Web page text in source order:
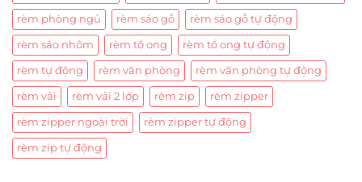
rèm phòng ngủ rèm sáo gỗ rèm sáo gỗ tự động
rèm sáo nhôm rèm tổ ong rèm tổ ong tự động
rèm tự động rèm văn phòng rèm văn phòng tự động
rèm vải rèm vải 2 lớp rèm zip rèm zipper
rèm zipper ngoài trời rèm zipper tự động
rèm zip tự động